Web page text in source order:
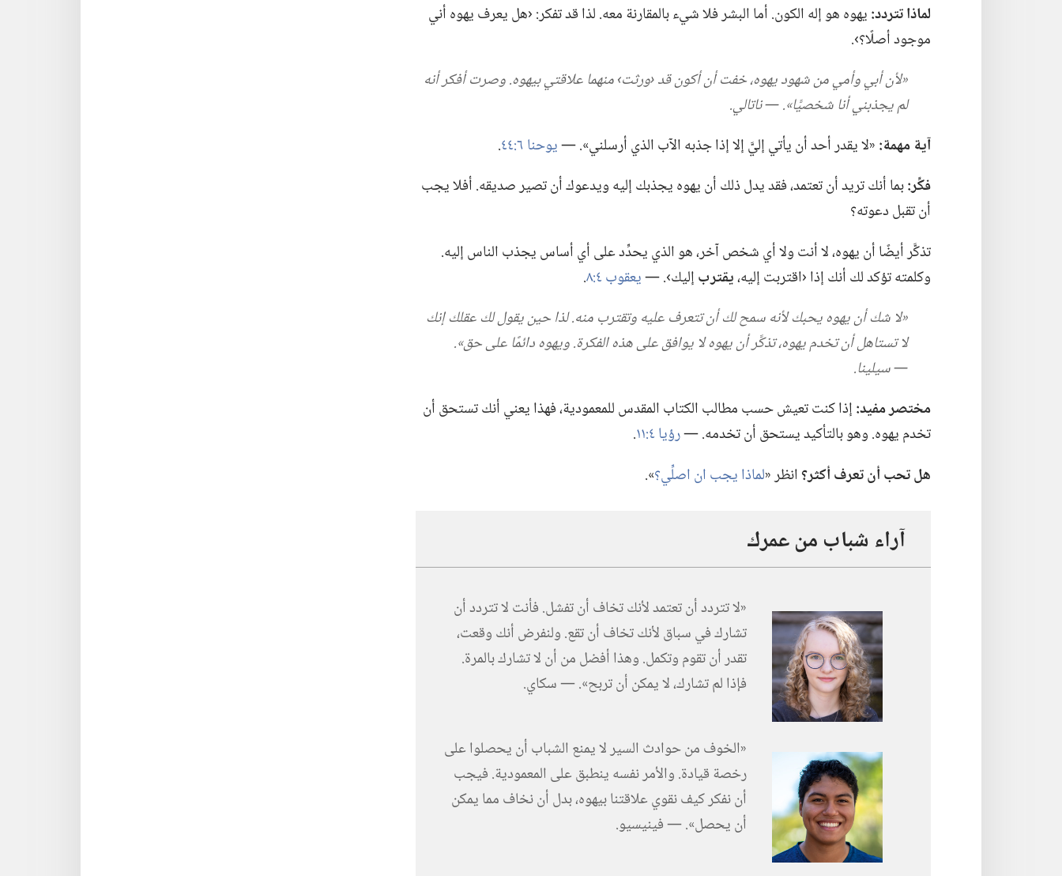
لماذا تتردد:‏يهوه هو إله الكون.‏ أما البشر فلا شيء بالمقارنة معه.‏ لذا قد تفكر:‏ ‹هل يعرف يهوه أني
موجود أصلًا؟‏›.‏
‏«لأن أبي وأمي من شهود يهوه،‏ خفت أن أكون قد ‹ورثت› منهما علاقتي بيهوه.‏ وصرت أفكر أنه
لم يجذبني أنا شخصيًّا».‏ —‏ ناتالي.‏
آية مهمة:‏«لا يقدر أحد أن يأتي إليَّ إلا إذا جذبه الآب الذي أرسلني».‏ —‏يوحنا ٦:‏٤٤
‏.‏
فكِّر:‏بما أنك تريد أن تعتمد،‏ فقد يدل ذلك أن يهوه يجذبك إليه ويدعوك أن تصير صديقه.‏ أفلا يجب
أن تقبل دعوته؟‏
تذكَّر أيضًا أن يهوه،‏ لا أنت ولا أي شخص آخر،‏ هو الذي يحدِّد على أي أساس يجذب الناس إليه.‏
وكلمته تؤكد لك أنك إذا ‹اقتربت إليه،‏يقتربإليك›.‏ —‏يعقوب ٤:‏٨
‏.‏
‏«لا شك أن يهوه يحبك لأنه سمح لك أن تتعرف عليه وتقترب منه.‏ لذا حين يقول لك عقلك إنك
لا تستاهل أن تخدم يهوه،‏ تذكَّر أن يهوه لا يوافق على هذه الفكرة.‏ ويهوه دائمًا على حق».‏
—‏ سيلينا.‏
مختصر مفيد:‏إذا كنت تعيش حسب مطالب الكتاب المقدس للمعمودية،‏ فهذا يعني أنك تستحق أن
تخدم يهوه.‏ وهو بالتأكيد يستحق أن تخدمه.‏ —‏رؤيا ٤:‏١١
‏.‏
هل تحب أن تعرف أكثر؟‏انظر «‏لماذا يجب ان اصلِّي؟‏‏».‏
آراء شباب من عمرك
‏«لا تتردد أن تعتمد لأنك تخاف أن تفشل.‏ فأنت لا تتردد أن
تشارك في سباق لأنك تخاف أن تقع.‏ ولنفرض أنك وقعت،‏
تقدر أن تقوم وتكمل.‏ وهذا أفضل من أن لا تشارك بالمرة.‏
فإذا لم تشارك،‏ لا يمكن أن تربح».‏ —‏ سكاي.‏
‏«الخوف من حوادث السير لا يمنع الشباب أن يحصلوا على
رخصة قيادة.‏ والأمر نفسه ينطبق على المعمودية.‏ فيجب
أن نفكر كيف نقوي علاقتنا بيهوه،‏ بدل أن نخاف مما يمكن
أن يحصل».‏ —‏ فينيسيو.‏